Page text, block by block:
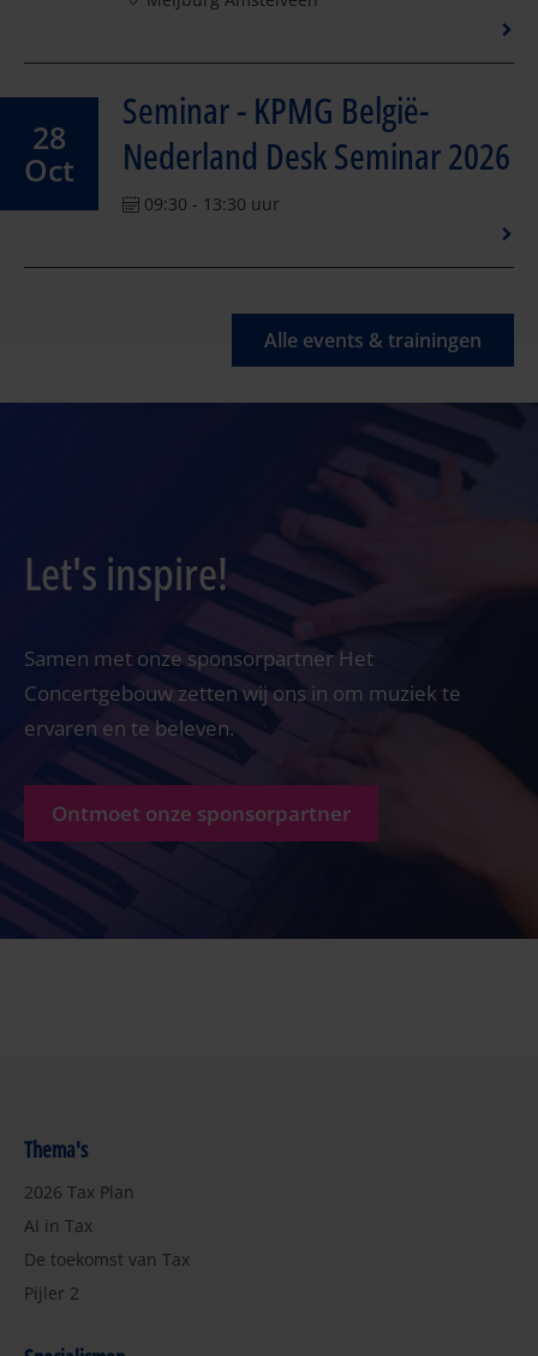
28
Oct
Seminar - KPMG België-
Nederland Desk Seminar 2026
09:30 - 13:30 uur
Alle events & trainingen
Let's inspire!
Samen met onze sponsorpartner Het
Concertgebouw zetten wij ons in om muziek te
ervaren en te beleven.
Ontmoet onze sponsorpartner
Thema's
2026 Tax Plan
AI in Tax
De toekomst van Tax
Pijler 2